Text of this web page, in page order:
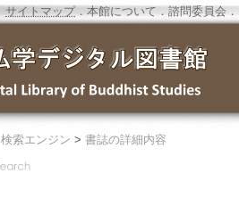
サイトマップ．本館について ． 諮問委員会 ．
検索エンジン > 書誌の詳細内容